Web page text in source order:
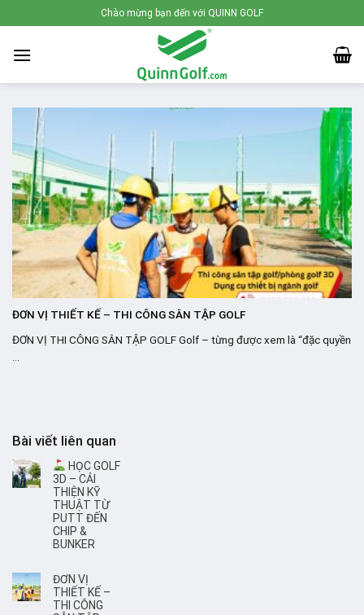
to
content
Chào mừng bạn đến với QUINN GOLF
ĐƠN VỊ THIẾT KẾ – THI CÔNG SÂN TẬP GOLF
ĐƠN VỊ THI CÔNG SÂN TẬP GOLF Golf – từng được xem là “đặc quyền
Bài viết liên quan
HỌC GOLF
3D – CẢI
THIỆN KỸ
THUẬT TỪ
PUTT ĐẾN
CHIP &
BUNKER
ĐƠN VỊ
THIẾT KẾ –
THI CÔNG